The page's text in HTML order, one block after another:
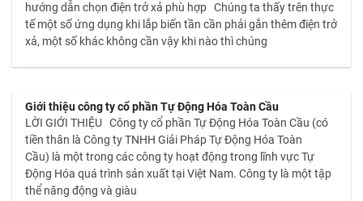
hướng dẫn chọn điện trở xả phù hợp Chúng ta thấy trên thực
tế một số ứng dụng khi lắp biến tần cần phải gắn thêm điện trở
xả, một số khác không cần vậy khi nào thì chúng
Giới thiệu công ty cổ phần Tự Động Hóa Toàn Cầu
LỜI GIỚI THIỆU Công ty cổ phần Tự Động Hóa Toàn Cầu (có
tiền thân là Công ty TNHH Giải Pháp Tự Động Hóa Toàn
Cầu) là một trong các công ty hoạt động trong lĩnh vực Tự
Động Hóa quá trình sản xuất tại Việt Nam. Công ty là một tập
thể năng động và giàu